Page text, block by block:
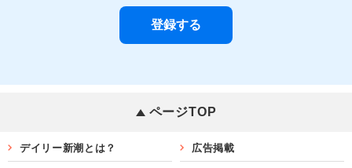
ページTOP
デイリー新潮とは？ 広告掲載